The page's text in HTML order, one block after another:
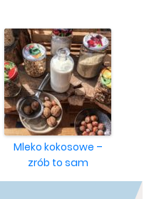
Mleko kokosowe –
zrób to sam